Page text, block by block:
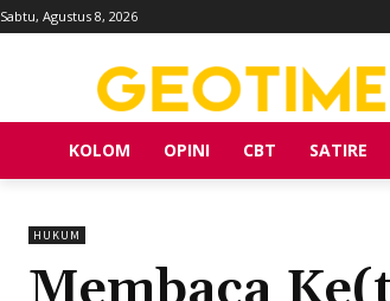
Sabtu, Agustus 8, 2026
KOLOM OPINI CBT SATIRE
HUKUM